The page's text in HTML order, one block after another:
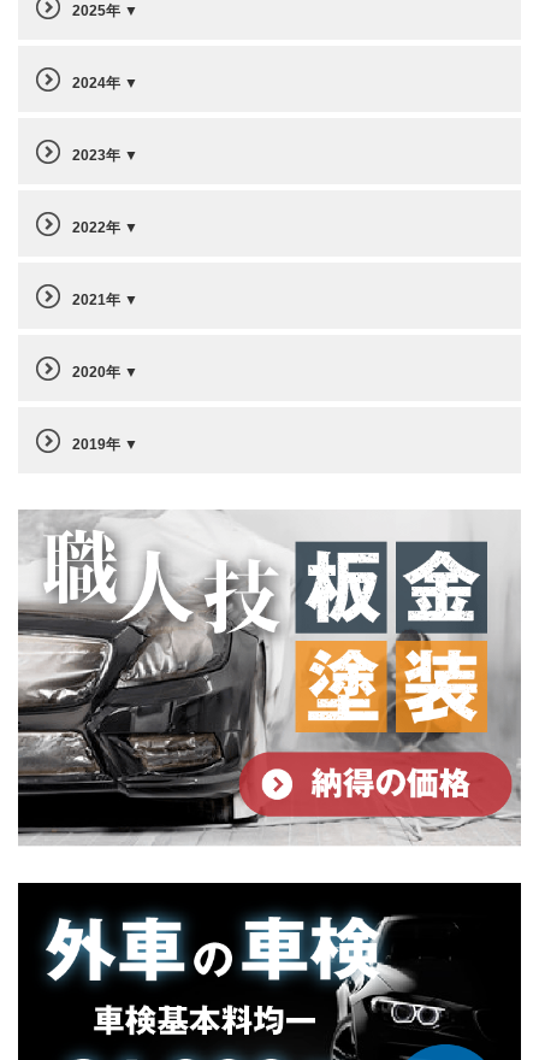
2025年
2024年
2023年
2022年
2021年
2020年
2019年